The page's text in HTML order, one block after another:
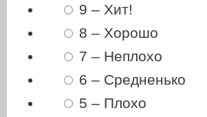
9 – Хит!
8 – Хорошо
7 – Неплохо
6 – Средненько
5 – Плохо